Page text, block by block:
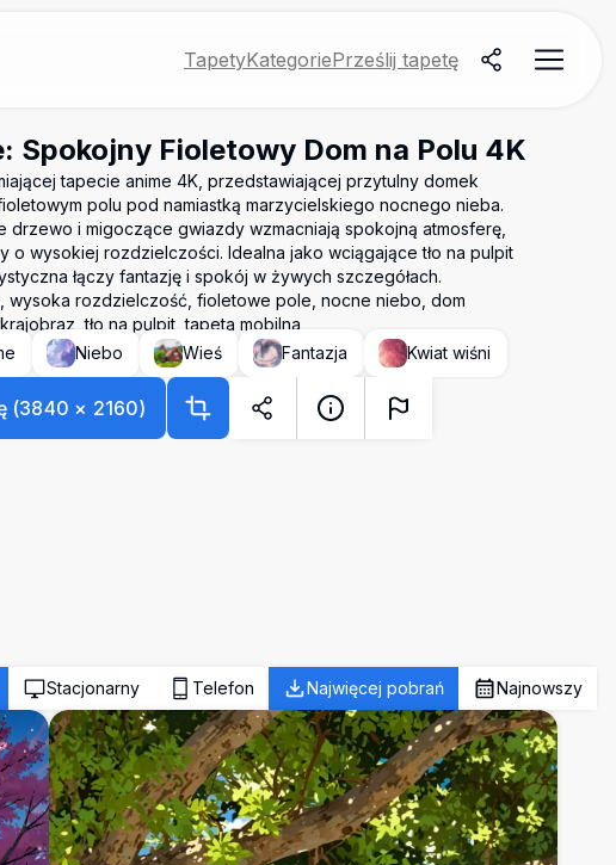
TapetyKategoriePrześlij tapetę
Spokojny Fioletowy Dom na Polu 4K
tapecie anime 4K, przedstawiającej przytulny domek
polu pod namiastką marzycielskiego nocnego nieba.
drzewo i migoczące gwiazdy wzmacniają spokojną atmosferę,
o wysokiej rozdzielczości. Idealna jako wciągające tło na pulpit
łączy fantazję i spokój w żywych szczegółach.
wysoka rozdzielczość, fioletowe pole, nocne niebo, dom
tło na pulpit, tapeta mobilna
Niebo Wieś Fantazja Kwiat wiśni
(3840 × 2160)
Stacjonarny Telefon Najwięcej pobrań Najnowszy